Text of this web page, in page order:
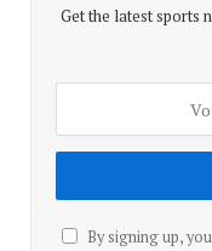
Get the latest sports
By signing up,